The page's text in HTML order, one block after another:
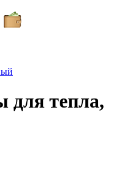
для тепла,